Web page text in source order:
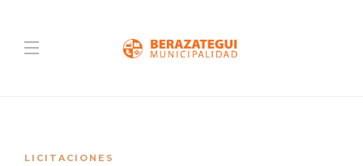
LICITACIONES